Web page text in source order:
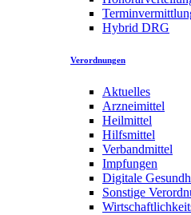
Hybrid DRG
Verordnungen
Aktuelles
Arzneimittel
Heilmittel
Hilfsmittel
Verbandmittel
Impfungen
Digitale
Sonstige